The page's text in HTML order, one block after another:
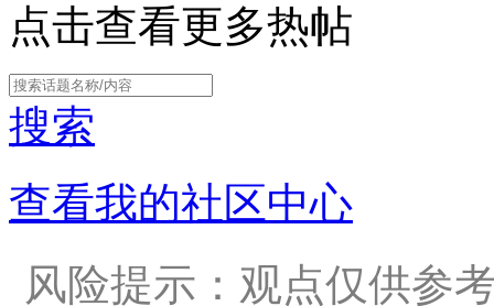
点击查看更多热帖
搜索
查看我的社区中心
风险提示：观点仅供参